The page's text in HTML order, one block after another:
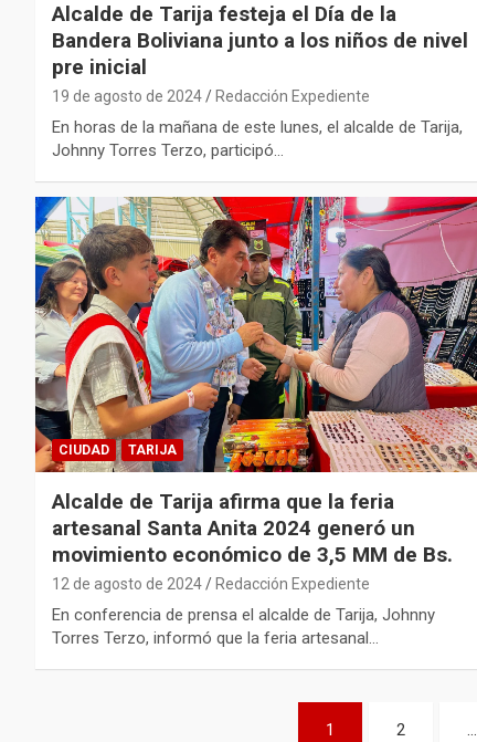
Alcalde de Tarija festeja el Día de la
Bandera Boliviana junto a los niños de nivel
pre inicial
19 de agosto de 2024 Redacción Expediente
En horas de la mañana de este lunes, el alcalde de Tarija,
Johnny Torres Terzo, participó…
CIUDAD TARIJA
Alcalde de Tarija afirma que la feria
artesanal Santa Anita 2024 generó un
movimiento económico de 3,5 MM de Bs.
12 de agosto de 2024 Redacción Expediente
En conferencia de prensa el alcalde de Tarija, Johnny
Torres Terzo, informó que la feria artesanal…
1 2 …